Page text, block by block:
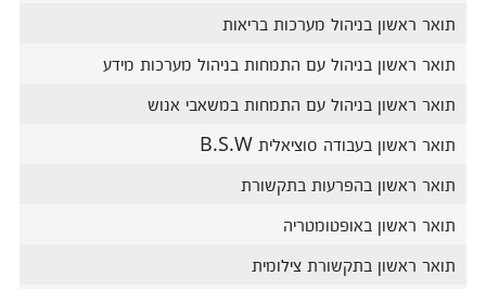
תואר ראשון בניהול מערכות בריאות
תואר ראשון בניהול עם התמחות בניהול מערכות מידע
תואר ראשון בניהול עם התמחות במשאבי אנוש
תואר ראשון בעבודה סוציאלית B.S.W
תואר ראשון בהפרעות בתקשורת
תואר ראשון באופטומטריה
תואר ראשון בתקשורת צילומית